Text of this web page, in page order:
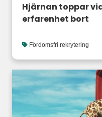
Hjärnan toppar
erfarenhet bort
Fördomsfri rekrytering